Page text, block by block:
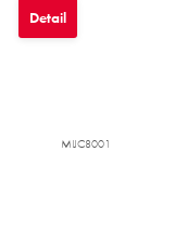
Detail
MIJC8001